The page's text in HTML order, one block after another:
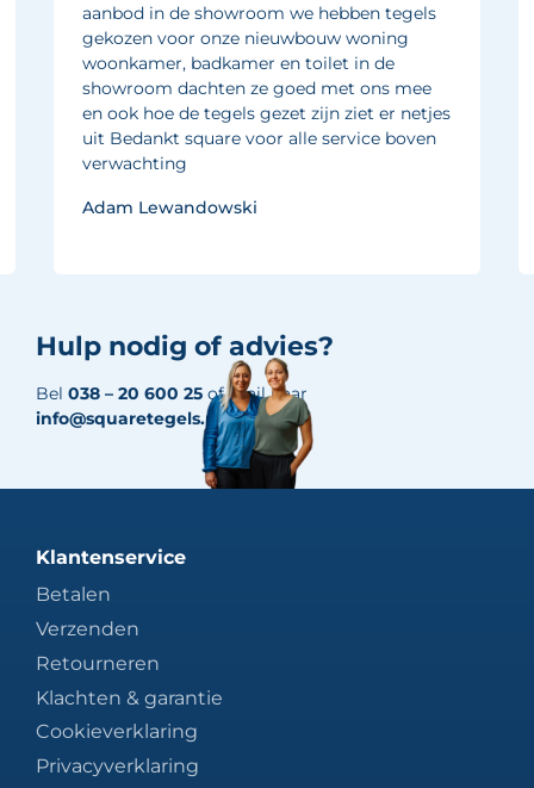
aanbod in de showroom we hebben tegels
gekozen voor onze nieuwbouw woning
woonkamer, badkamer en toilet in de
showroom dachten ze goed met ons mee
en ook hoe de tegels gezet zijn ziet er netjes
uit Bedankt square voor alle service boven
verwachting
Adam Lewandowski
Hulp nodig of advies?
Bel 038 – 20 600 25 of mail naar
info@squaretegels.nl
Klantenservice
Betalen
Verzenden
Retourneren
Klachten & garantie
Cookieverklaring
Privacyverklaring